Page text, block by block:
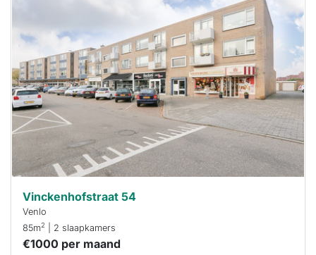
Deze woning
al verhuurd
Om kans te
maken moet je
binnen 15
minuten
reageren.
Stekkies helpt
je hierbij!
Vinckenhofstraat 54
Venlo
85m2 | 2 slaapkamers
€1000 per maand